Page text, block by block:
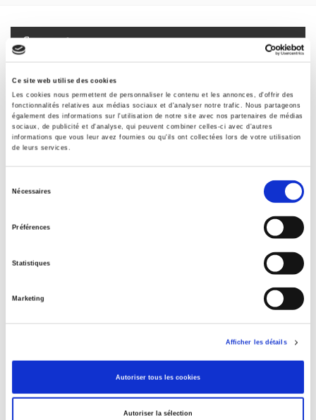
Ce site web utilise des cookies
Les cookies nous permettent de personnaliser le contenu et les annonces, d'offrir des
fonctionnalités relatives aux médias sociaux et d'analyser notre trafic. Nous partageons
également des informations sur l'utilisation de notre site avec nos partenaires de médias
sociaux, de publicité et d'analyse, qui peuvent combiner celles-ci avec d'autres
informations que vous leur avez fournies ou qu'ils ont collectées lors de votre utilisation
de leurs services.
Nécessaires
Préférences
Statistiques
Marketing
Afficher les détails
Autoriser tous les cookies
Autoriser la sélection
Spécifications
Presse
Sommaire
Éditeur
Auteur
Raisons politiques
Mots clés